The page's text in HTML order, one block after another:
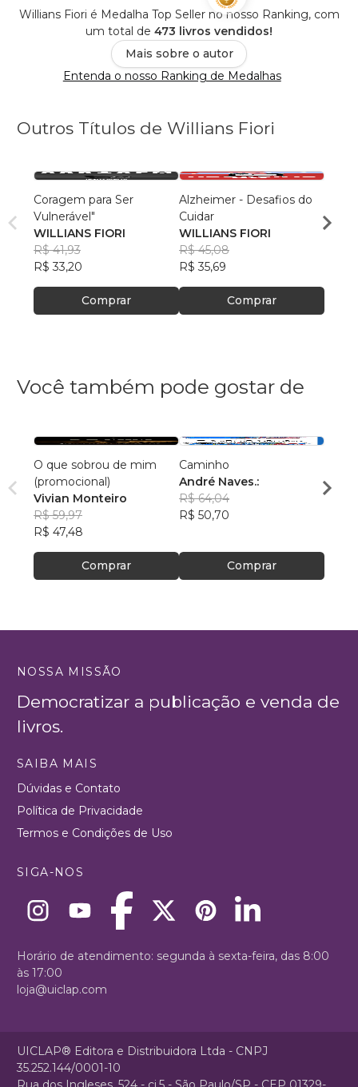
Willians Fiori é Medalha Top Seller no nosso Ranking, com
um total de 473 livros vendidos!
Mais sobre o autor
Entenda o nosso Ranking de Medalhas
Outros Títulos de Willians Fiori
Coragem para Ser
Vulnerável"
WILLIANS FIORI
R$ 41,93
R$ 33,20
Comprar
Alzheimer - Desafios do
Cuidar
WILLIANS FIORI
R$ 45,08
R$ 35,69
Comprar
Você também pode gostar de
O que sobrou de mim
(promocional)
Vivian Monteiro
R$ 59,97
R$ 47,48
Comprar
Caminho
André Naves.:
R$ 64,04
R$ 50,70
Comprar
NOSSA MISSÃO
Democratizar a publicação e venda de
livros.
SAIBA MAIS
Dúvidas e Contato
Política de Privacidade
Termos e Condições de Uso
SIGA-NOS
Horário de atendimento: segunda à sexta-feira, das 8:00
às 17:00
loja@uiclap.com
UICLAP® Editora e Distribuidora Ltda - CNPJ
35.252.144/0001-10